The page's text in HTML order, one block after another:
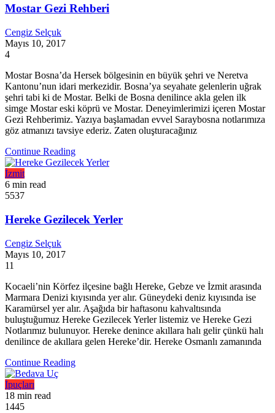
Mostar Gezi Rehberi
Cengiz Selçuk
Mayıs 10, 2017
4
Mostar Bosna’da Hersek bölgesinin en büyük şehri ve Neretva
Kantonu’nun idari merkezidir. Bosna’ya seyahate gelenlerin uğrak
şehri tabi ki de Mostar. Belki de Bosna denilince akla gelen ilk
simge Mostar eski köprü ve Mostar. Deneyimlerimizi içeren Mostar
Gezi Rehberimiz. Yazıya başlamadan evvel Saraybosna notlarımıza
göz atmanızı tavsiye ederiz. Zaten oluşturacağınız
Continue Reading
İzmit
6 min read
5537
Hereke Gezilecek Yerler
Cengiz Selçuk
Mayıs 10, 2017
11
Kocaeli’nin Körfez ilçesine bağlı Hereke, Gebze ve İzmit arasında
Marmara Denizi kıyısında yer alır. Güneydeki deniz kıyısında ise
Karamürsel yer alır. Aşağıda bir haftasonu kahvaltısında
buluştuğumuz Hereke Gezilecek Yerler listemiz ve Hereke Gezi
Notlarımız bulunuyor. Hereke denince akıllara halı gelir çünkü halı
denilince de akıllara gelen Hereke’dir. Hereke Osmanlı zamanında
Continue Reading
İpuçları
18 min read
1445